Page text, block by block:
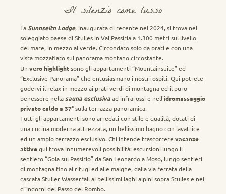
Il silenzio come lusso
La Sunnseitn Lodge, inaugurata di recente nel 2024, si trova nel
soleggiato paese di Stulles in Val Passiria a 1.300 metri sul livello
del mare, in mezzo al verde. Circondato solo da prati e con una
vista mozzafiato sul panorama montano circostante.
Un vero highlightsono gli appartamenti “Mountainsuite” ed
“Exclusive Panorama” che entusiasmano i nostri ospiti. Qui potrete
godervi il relax in mezzo ai prati verdi di montagna ed il puro
benessere nella sauna esclusivaad infrarossi e nell'idromassaggio
privato caldo a 37°sulla terrazza panoramica.
Tutti gli appartamenti sono arredati con stile e qualità, dotati di
una cucina moderna attrezzata, un bellissimo bagno con lavatrice
ed un ampio terrazzo esclusivo. Chi intende trascorrere vacanze
attivequi trova innumerevoli possibilità: escursioni lungo il
sentiero “Gola sul Passirio” da San Leonardo a Moso, lungo sentieri
di montagna fino ai rifugi ed alle malghe, dalla via ferrata della
cascata Stuller Wasserfall ai bellissimi laghi alpini sopra Stulles e nei
d´indorni del Passo del Rombo.